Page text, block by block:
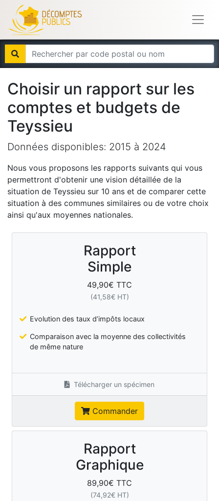
Choisir un rapport sur les
comptes et budgets de
Teyssieu
Données disponibles: 2015 à 2024
Nous vous proposons les rapports suivants qui vous
permettront d'obtenir une vision détaillée de la
situation de Teyssieu sur 10 ans et de comparer cette
situation à des communes similaires ou de votre choix
ainsi qu'aux moyennes nationales.
Rapport
Simple
49,90€ TTC
(41,58€ HT)
Evolution des taux d’impôts locaux
Comparaison avec la moyenne des collectivités
de même nature
Télécharger un spécimen
Commander
Rapport
Graphique
89,90€ TTC
(74,92€ HT)